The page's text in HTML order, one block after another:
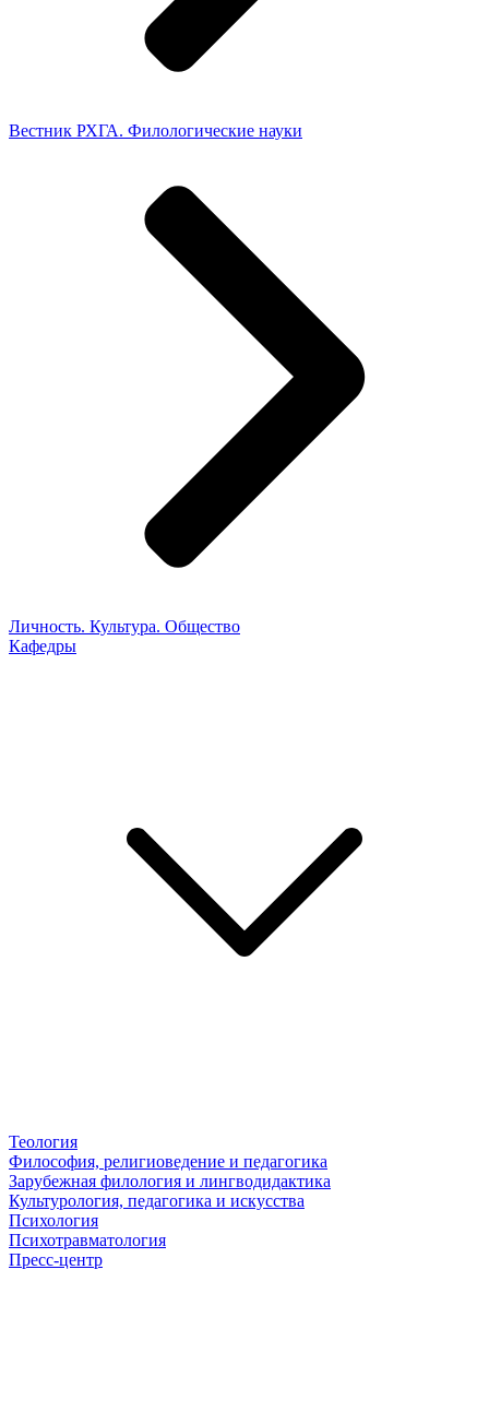
Вестник РХГА. Филологические науки
Личность. Культура. Общество
Кафедры
Теология
Философия, религиоведение и педагогика
Зарубежная филология и лингводидактика
Культурология, педагогика и искусства
Психология
Психотравматология
Пресс-центр